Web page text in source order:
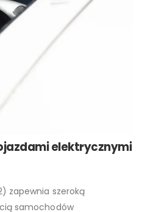
elektrycznymi
zapewnia szeroką
samochodów